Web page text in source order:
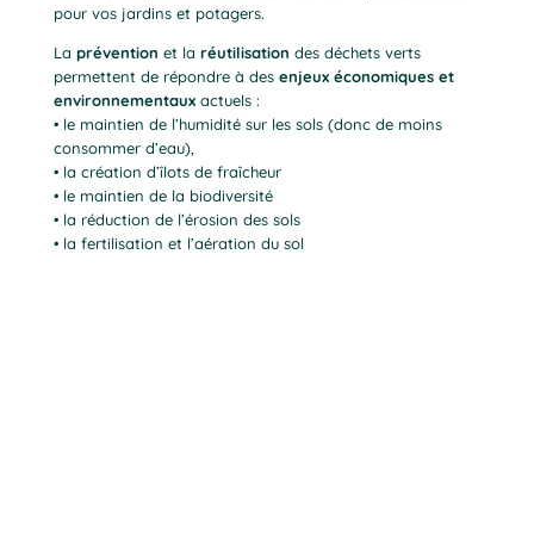
pour vos jardins et potagers.
La prévention et la réutilisation des déchets verts
permettent de répondre à des enjeux économiques et
environnementauxactuels :
• le maintien de l’humidité sur les sols (donc de moins
consommer d’eau),
• la création d’îlots de fraîcheur
• le maintien de la biodiversité
• la réduction de l’érosion des sols
• la fertilisation et l’aération du sol